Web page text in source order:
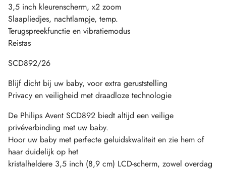
3,5 inch kleurenscherm, x2 zoom
Slaapliedjes, nachtlampje, temp.
Terugspreekfunctie en vibratiemodus
Reistas
SCD892/26
Blijf dicht bij uw baby, voor extra geruststelling
Privacy en veiligheid met draadloze technologie
De Philips Avent SCD892 biedt altijd een veilige
privéverbinding met uw baby.
Hoor uw baby met perfecte geluidskwaliteit en zie hem of
haar duidelijk op het
kristalheldere 3,5 inch (8,9 cm) LCD-scherm, zowel overdag